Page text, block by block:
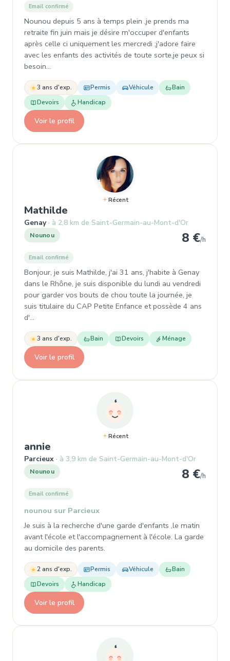
Email confirmé
Nounou depuis 5 ans à temps plein ,je prends ma
retraite fin juin mais je désire m'occuper d'enfants
après celle ci uniquement les mercredi ;j'adore faire
avec les enfants des activités de toute sorte,je peux si
besoin…
3 ans d'exp. Permis Véhicule
Bain
Devoirs
Handicap
Voir le profil
Récent
Mathilde
Genay à 2,8 km de Saint-Germain-au-Mont-d'Or
Nounou 8 €/h
Email confirmé
Bonjour, je suis Mathilde, j'ai 31 ans, j'habite à Genay
dans le Rhône, je suis disponible du lundi au vendredi
pour garder vos bouts de chou toute la journée, je
suis titulaire du CAP Petite Enfance et possède 4 ans
d'…
3 ans d'exp. Bain Devoirs Ménage
Voir le profil
Récent
annie
Parcieux à 3,9 km de Saint-Germain-au-Mont-d'Or
Nounou 8 €/h
Email confirmé
nounou sur Parcieux
Je suis à la recherche d'une garde d'enfants ,le matin
avant l'école et l'accompagnement à l'école. La garde
au domicile des parents.
2 ans d'exp. Permis Véhicule
Bain
Devoirs
Handicap
Voir le profil